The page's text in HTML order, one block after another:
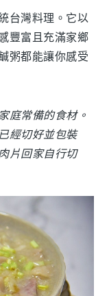
台灣料理。它以
豐富且充滿家鄉
粥都能讓你感受
庭常備的食材。
經切好並包裝
片回家自行切